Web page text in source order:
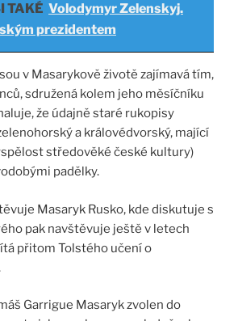
TAKÉ Volodymyr Zelenskyj.
prezidentem
v Masarykově životě zajímavá tím,
sdružená kolem jeho měsíčníku
že údajně staré rukopisy
a královédvorský, mající
středověké české kultury)
padělky.
Masaryk Rusko, kde diskutuje s
pak navštěvuje ještě v letech
přitom Tolstého učení o
Garrigue Masaryk zvolen do